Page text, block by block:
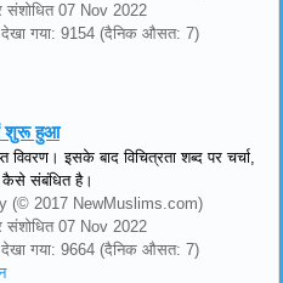
संशोधित 07 Nov 2022
देखा गया: 9154 (दैनिक औसत: 7)
शुरू हुआ
विवरण। इसके बाद विचित्रता शब्द पर चर्चा,
संबंधित है।
(© 2017 NewMuslims.com)
संशोधित 07 Nov 2022
देखा गया: 9664 (दैनिक औसत: 7)